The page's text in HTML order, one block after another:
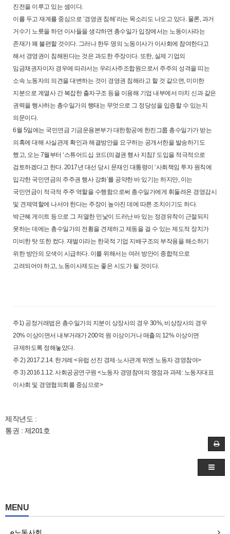
진전을 이루고 있는 셈이다.
이를 두고 재계를 중심으로 ‘경영권 침해’라는 목소리도 나오고 있다. 물론, 과거
거수기 노릇을 하던 이사들을 생각하면 총수일가 입장에서는 노동이사라는
존재가 꽤 불편할 것이다. 그러나 한두 명의 노동이사가 이사회에 참여한다고
해서 경영권이 침해된다는 것은 과도한 주장이다. 또한, 실제 기업의
임금채권자이자 경우에 따라서는 우리사주조합원으로서 주주의 성격을 띠는
소속 노동자의 의견을 대변하는 것이 경영권 침해라고 할 것 같으면, 미미한
지분으로 계열사 간 복잡한 출자구조 등을 이용해 기업 내부에서 마치 신과 같은
권력을 행사하는 총수일가의 행태는 무엇으로 그 정당성을 입증할 수 있는지
의문이다.
6월 5일에는 국민연금 기금운용본부가 대한항공에 한진그룹 총수일가가 받는
의혹에 대해 사실관계 확인과 해결방안을 요구하는 공개서한을 발송하기도
했고, 오는 7월부터 ‘스튜어드십 코드(의결권 행사 지침)’ 도입을 적극적으로
검토하겠다고 한다. 2017년 대선 당시 문재인 대통령이 ‘사회책임 투자 원칙에
입각한 국민연금의 주주권 행사 강화’를 공약한 바 있기는 하지만, 이는
국민연금이 적극적 주주 역할을 수행함으로써 총수일가에게 휘둘려온 경영감시
및 견제역할에 나서야 한다는 주장이 높아진 데에 따른 조치이기도 하다.
박근혜 게이트 등으로 그 저열한 민낯이 드러난 바 있는 정경유착이 근절되지
못하는 데에는 총수일가의 전횡을 견제하고 제동을 걸 수 있는 제도적 장치가
미비한 탓 또한 컸다. 재벌이라는 한국적 기업 지배구조의 부작용을 해소하기
위한 방안의 모색이 시급하다. 이를 위해서는 여러 방안이 종합적으로
고려되어야 하고, 노동이사제도는 좋은 시도가 될 것이다.
주1) 공정거래법은 총수일가의 지분이 상장사의 경우 30%, 비상장사의 경우
20% 이상이면서 내부거래가 200억 원 이상이거나 매출의 12% 이상이면
규제하도록 정해놓았다.
주 2) 2017.2.14. 한겨레 <유럽 선진 경제·노사관계 뒤엔 노동자 경영참여>
주 3) 2016.1.12. 사회공공연구원 <노동자 경영참여의 쟁점과 과제: 노동자대표
이사회 및 경영협의회를 중심으로>
제작년도 :
통권 : 제201호
MENU